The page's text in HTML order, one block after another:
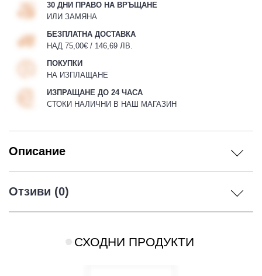
30 ДНИ ПРАВО НА ВРЪЩАНЕ
ИЛИ ЗАМЯНА
БЕЗПЛАТНА ДОСТАВКА
НАД 75,00€ / 146,69 ЛВ.
ПОКУПКИ
НА ИЗПЛАЩАНЕ
ИЗПРАЩАНЕ ДО 24 ЧАСА
СТОКИ НАЛИЧНИ В НАШ МАГАЗИН
Описание
Отзиви (0)
СХОДНИ ПРОДУКТИ